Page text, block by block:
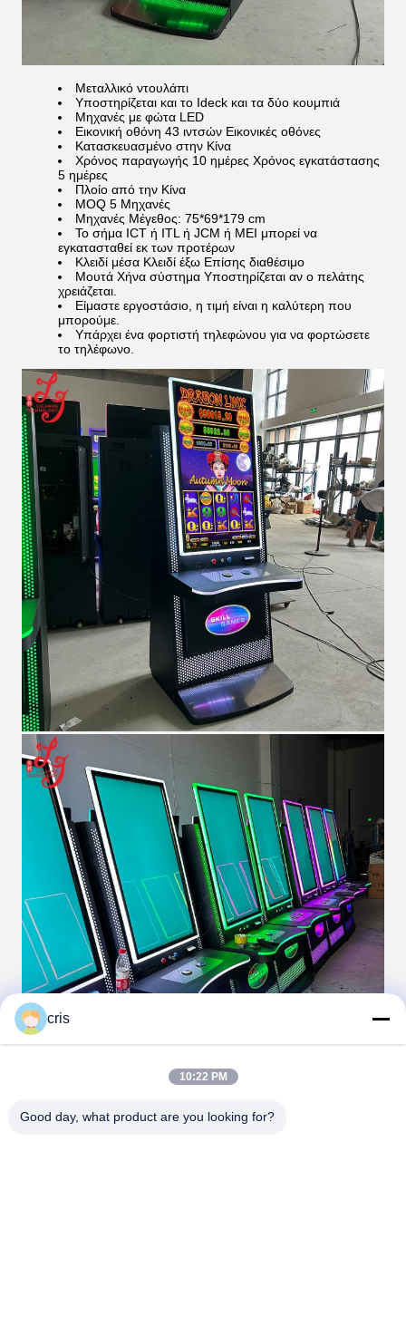
Μεταλλικό ντουλάπι
Υποστηρίζεται και το Ideck και τα δύο κουμπιά
Μηχανές με φώτα LED
Εικονική οθόνη 43 ιντσών Εικονικές οθόνες
Κατασκευασμένο στην Κίνα
Χρόνος παραγωγής 10 ημέρες Χρόνος εγκατάστασης
5 ημέρες
Πλοίο από την Κίνα
MOQ 5 Μηχανές
Μηχανές Μέγεθος: 75*69*179 cm
Το σήμα ICT ή ITL ή JCM ή MEI μπορεί να
εγκατασταθεί εκ των προτέρων
Κλειδί μέσα Κλειδί έξω Επίσης διαθέσιμο
Μουτά Χήνα σύστημα Υποστηρίζεται αν ο πελάτης
χρειάζεται.
Είμαστε εργοστάσιο, η τιμή είναι η καλύτερη που
μπορούμε.
Υπάρχει ένα φορτιστή τηλεφώνου για να φορτώσετε
το τηλέφωνο.
cris
10:22 PM
Good day, what product are you looking for?